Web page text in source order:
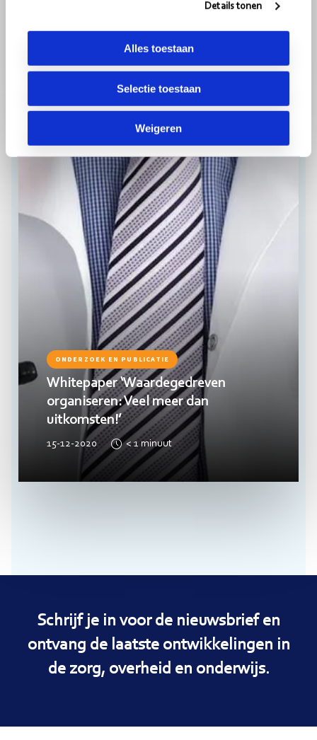
Details tonen
Alles toestaan
Selectie toestaan
Weigeren
Whitepaper ‘Waardegedreven zorg: 5
bouwstenen voor succesvolle adoptie’
29-05-2022 < 1 minuut
ONDERZOEK EN PUBLICATIE
Whitepaper ‘Waardegedreven
organiseren: Veel meer dan
uitkomsten!’
15-12-2020 < 1 minuut
meer
Schrijf je in voor de nieuwsbrief en
ontvang de laatste ontwikkelingen in
de zorg, overheid en onderwijs.